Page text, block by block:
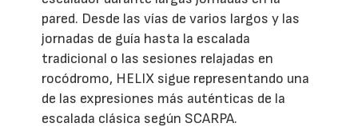
pared. Desde las vías de varios largos y las
jornadas de guía hasta la escalada
tradicional o las sesiones relajadas en
rocódromo, HELIX sigue representando una
de las expresiones más auténticas de la
escalada clásica según SCARPA.